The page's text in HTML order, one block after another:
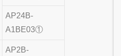
AP24B-
A1BE03①
AP2B-